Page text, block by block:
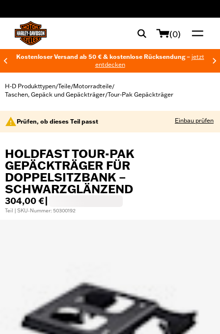
(0)
Kostenloser Versand ab 50 € & kostenlose Rücksendung – jetzt
entdecken
H-D Produkttypen/Teile/Motorradteile/
Taschen, Gepäck und Gepäckträger/Tour-Pak Gepäckträger
Prüfen, ob dieses Teil passt Einbau prüfen
HOLDFAST TOUR-PAK
GEPÄCKTRÄGER FÜR
DOPPELSITZBANK –
SCHWARZGLÄNZEND
304,00 €
Teil | SKU-Nummer: 50300192